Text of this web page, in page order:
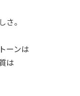
さ。
ーンは
は